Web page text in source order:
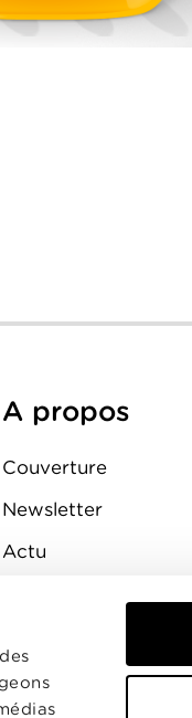
A propos
Couverture
Newsletter
Actu